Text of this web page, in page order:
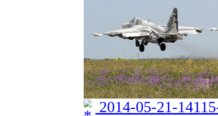
2014-05-21-